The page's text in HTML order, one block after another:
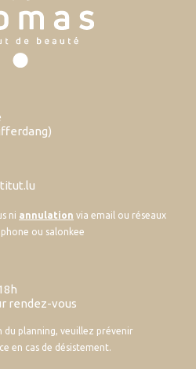
ni annulation via email ou réseaux
ou salonkee
rendez-vous
planning, veuillez prévenir
en cas de désistement.